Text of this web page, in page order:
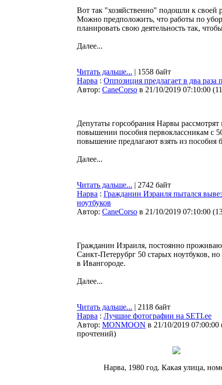
Вот так "хозяйственно" подошли к своей
Можно предположить, что работы по
планировать свою деятельность так,
Далее...
Читать дальше... | 1558 байт
Нарва : Оппозиция предлагает в два
Автор: CaneCorso в 21/10/2019 07:10:00 (
Депутаты горсобрания Нарвы
повышении пособия первоклассникам с
повышение предлагают взять из
Далее...
Читать дальше... | 2742 байт
Нарва : Гражданин Израиля пытался
ноутбуков
Автор: CaneCorso в 21/10/2019 07:10:00 (
Гражданин Израиля, постоянно
Санкт-Петерубрг 50 старых ноутбуков,
в Ивангороде.
Далее...
Читать дальше... | 2118 байт
Нарва : Лучшие фотографии на SETI.ee
Автор: MONMOON в 21/10/2019 07:00:00
прочтений)
Нарва, 1980 год. Какая улица,